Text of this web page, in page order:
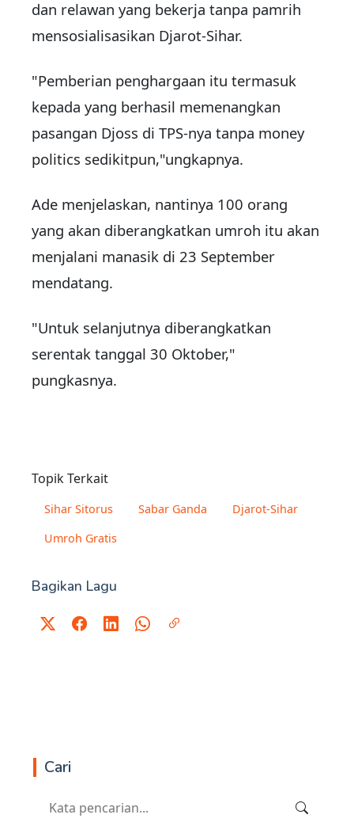
dan relawan yang bekerja tanpa pamrih
mensosialisasikan Djarot-Sihar.
"Pemberian penghargaan itu termasuk
kepada yang berhasil memenangkan
pasangan Djoss di TPS-nya tanpa money
politics sedikitpun,"ungkapnya.
Ade menjelaskan, nantinya 100 orang
yang akan diberangkatkan umroh itu akan
menjalani manasik di 23 September
mendatang.
"Untuk selanjutnya diberangkatkan
serentak tanggal 30 Oktober,"
pungkasnya.
Topik Terkait
Sihar Sitorus Sabar Ganda
Djarot-Sihar
Umroh Gratis
Bagikan Lagu
Cari